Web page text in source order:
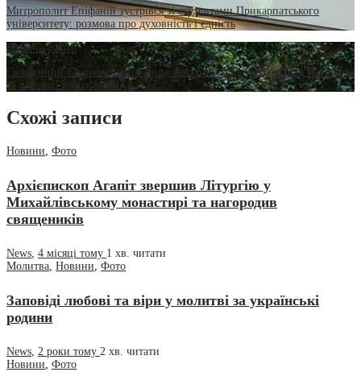
Митрополит Епіфаній зустрівся зі студентами Прикарпатського
університету: розмова про духовність і єдність
Новини, Фото
Священний Єпархіальний Синод Австралії: підсумки візиту Патріарха
та важливі призначення
Схожі записи
Новини, Фото
Архієпископ Агапіт звершив Літургію у
Михайлівському монастирі та нагородив
священиків
News, 4 місяці тому 1 хв. читати
Молитва, Новини, Фото
Заповіді любові та віри у молитві за українські
родини
News, 2 роки тому 2 хв. читати
Новини, Фото